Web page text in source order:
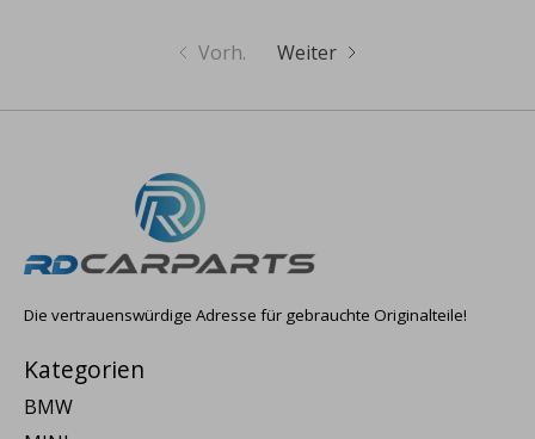
Vorh. Weiter
Die vertrauenswürdige Adresse für gebrauchte Originalteile!
Kategorien
BMW